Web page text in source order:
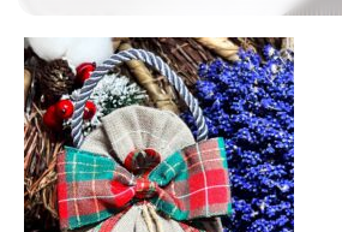
KONTAKT